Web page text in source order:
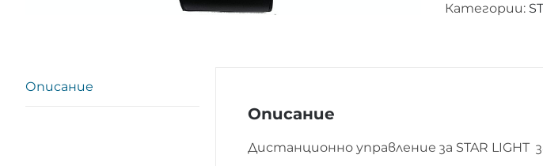
за
Категории:
Описание
Описание
Дистанционно управление за STAR